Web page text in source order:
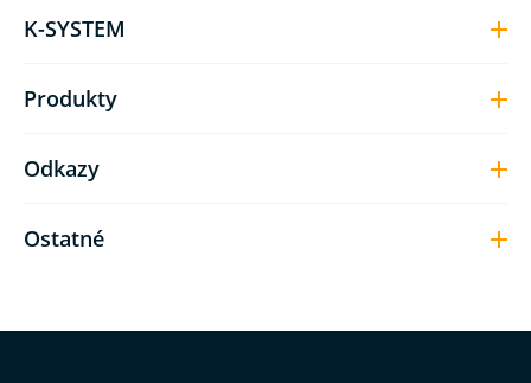
K-SYSTEM
Produkty
Odkazy
Ostatné